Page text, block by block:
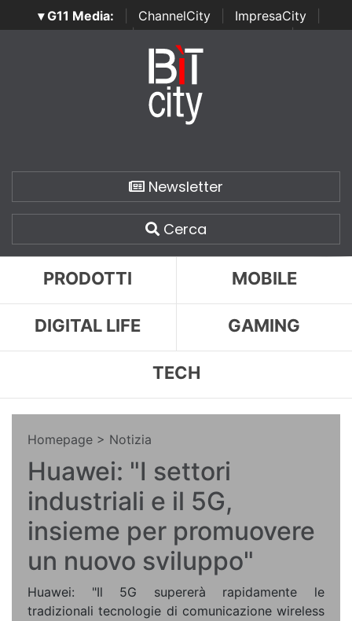
▾ G11 Media: ChannelCity ImpresaCity
SecurityOpenLab | Italian Channel Awards | Italian
Italian Security Awards
Newsletter
Cerca
PRODOTTI MOBILE
DIGITAL LIFE GAMING
TECH
Homepage > Notizia
Huawei: "I settori
industriali e il 5G,
insieme per promuovere
un nuovo sviluppo"
Huawei: "Il 5G supererà rapidamente le
tradizionali tecnologie di comunicazione wireless